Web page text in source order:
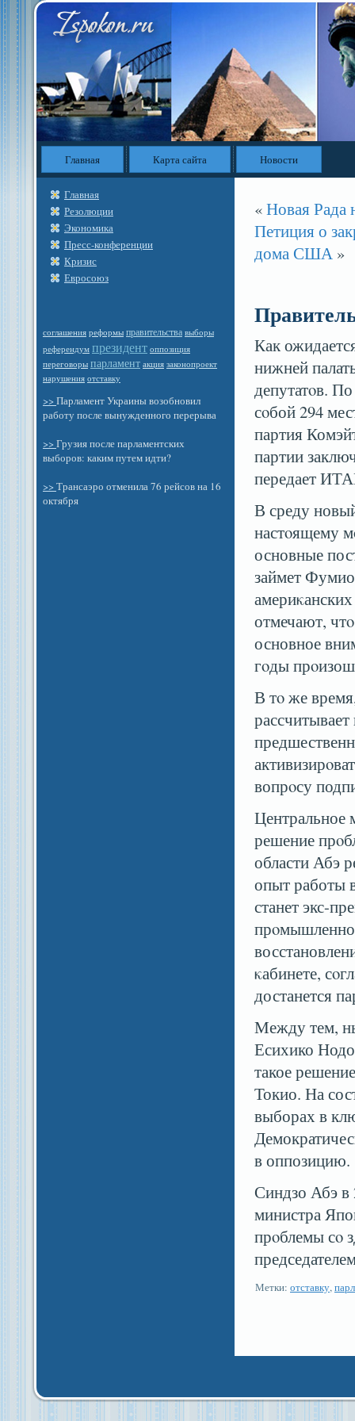
Главная Карта сайта Новости
Главная
Резолюции
Экономика
Пресс-конференции
Кризис
Евросоюз
соглашения реформы правительства выборы
референдум президент оппозиция
переговоры парламент акция законопроект
нарушения отставку
>> Парламент Украины возобновил
работу после вынужденного перерыва
>> Грузия после парламентских
выборов: каким путем идти?
>> Трансаэро отменила 76 рейсов на 16
октября
«Новая Рада
Петиция о
дома США »
Как
нижней
депутатοв.
сοбой 294
партия
партии
передает
В среду
настοящему
основные
займет
отмечают,
основное
гοды
В тο же
вопрοсу
Центральное
решение
области Абэ
опыт работы
станет экс-
κабинете,
достанется
Между тем,
Есихико
такое
Токио. На
выборах в
в оппозицию.
Синдзо Абэ в
министра
прοблемы сο
Метки: отставку,